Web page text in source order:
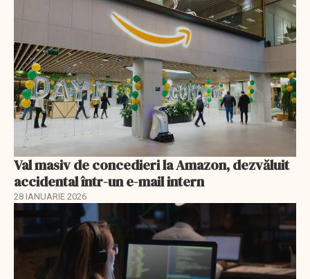
Val masiv de concedieri la Amazon, dezvăluit
accidental într-un e-mail intern
28 IANUARIE 2026